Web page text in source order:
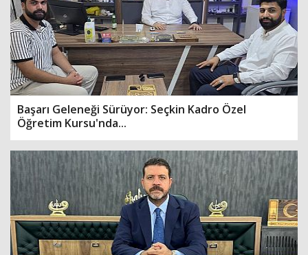
Başarı Geleneği Sürüyor: Seçkin Kadro Özel
Öğretim Kursu'nda...